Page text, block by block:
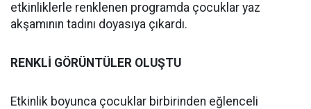
etkinliklerle renklenen programda çocuklar yaz
akşamının tadını doyasıya çıkardı.
RENKLİ GÖRÜNTÜLER OLUŞTU
Etkinlik boyunca çocuklar birbirinden eğlenceli